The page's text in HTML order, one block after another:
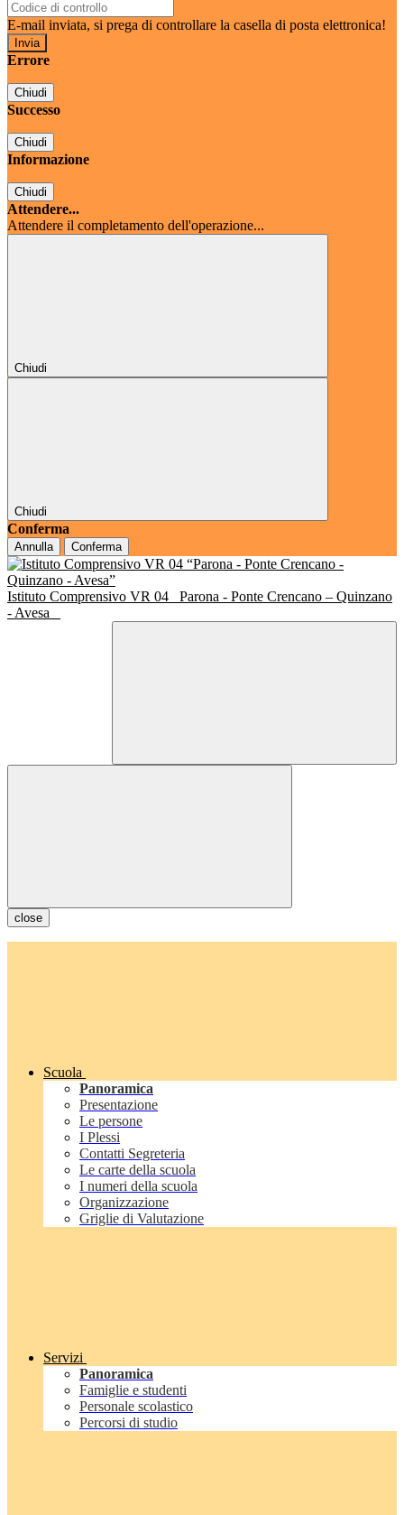
E-mail inviata, si prega di controllare la casella di posta elettronica!
Errore
Chiudi
Successo
Chiudi
Informazione
Chiudi
Attendere...
Attendere il completamento dell'operazione...
Chiudi
Chiudi
Conferma
Annulla Conferma
Istituto Comprensivo VR 04
Parona - Ponte Crencano – Quinzano
- Avesa
close
Scuola
Panoramica
Presentazione
Le persone
I Plessi
Contatti Segreteria
Le carte della scuola
I numeri della scuola
Organizzazione
Griglie di Valutazione
Servizi
Panoramica
Famiglie e studenti
Personale scolastico
Percorsi di studio